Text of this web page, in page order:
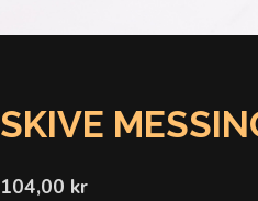
SKIVE
104,00 kr